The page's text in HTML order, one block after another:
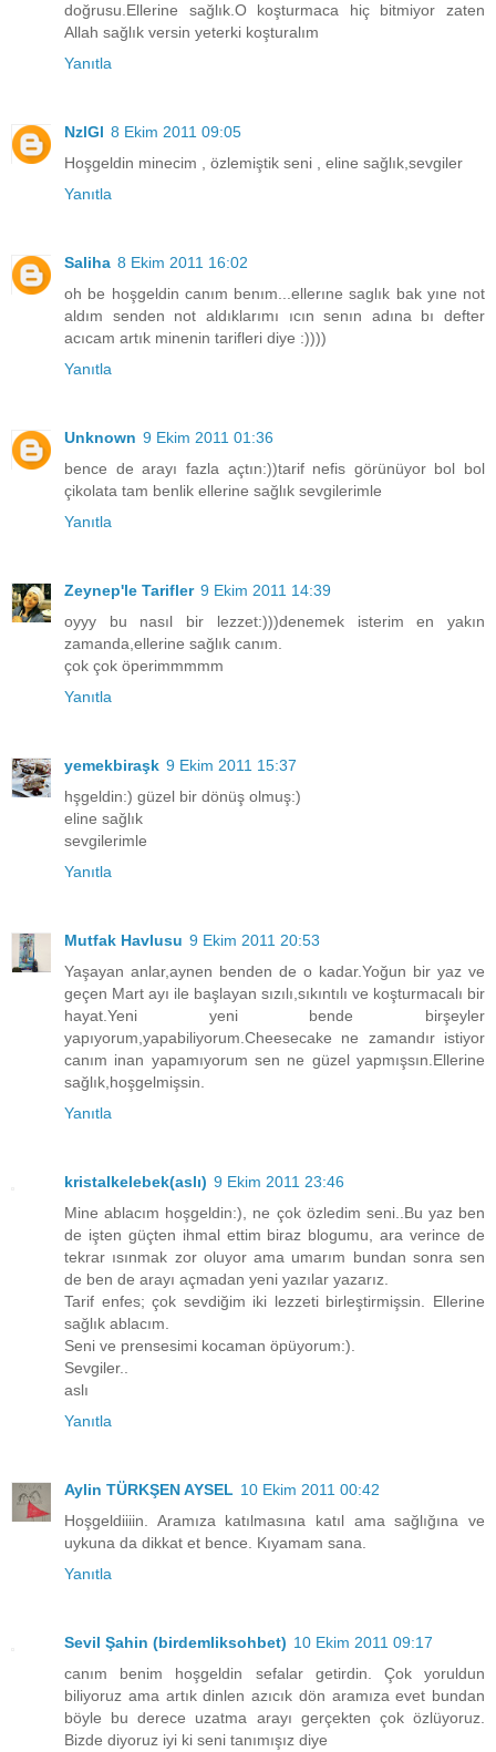
doğrusu.Ellerine sağlık.O koşturmaca hiç bitmiyor zaten
Allah sağlık versin yeterki koşturalım
Yanıtla
NzlGl 8 Ekim 2011 09:05
Hoşgeldin minecim , özlemiştik seni , eline sağlık,sevgiler
Yanıtla
Saliha 8 Ekim 2011 16:02
oh be hoşgeldin canım benım...ellerıne saglık bak yıne not
aldım senden not aldıklarımı ıcın senın adına bı defter
acıcam artık minenin tarifleri diye :))))
Yanıtla
Unknown 9 Ekim 2011 01:36
bence de arayı fazla açtın:))tarif nefis görünüyor bol bol
çikolata tam benlik ellerine sağlık sevgilerimle
Yanıtla
Zeynep'le Tarifler 9 Ekim 2011 14:39
oyyy bu nasıl bir lezzet:)))denemek isterim en yakın
zamanda,ellerine sağlık canım.
çok çok öperimmmmm
Yanıtla
yemekbiraşk 9 Ekim 2011 15:37
hşgeldin:) güzel bir dönüş olmuş:)
eline sağlık
sevgilerimle
Yanıtla
Mutfak Havlusu 9 Ekim 2011 20:53
Yaşayan anlar,aynen benden de o kadar.Yoğun bir yaz ve
geçen Mart ayı ile başlayan sızılı,sıkıntılı ve koşturmacalı bir
hayat.Yeni yeni bende birşeyler
yapıyorum,yapabiliyorum.Cheesecake ne zamandır istiyor
canım inan yapamıyorum sen ne güzel yapmışsın.Ellerine
sağlık,hoşgelmişsin.
Yanıtla
kristalkelebek(aslı) 9 Ekim 2011 23:46
Mine ablacım hoşgeldin:), ne çok özledim seni..Bu yaz ben
de işten güçten ihmal ettim biraz blogumu, ara verince de
tekrar ısınmak zor oluyor ama umarım bundan sonra sen
de ben de arayı açmadan yeni yazılar yazarız.
Tarif enfes; çok sevdiğim iki lezzeti birleştirmişsin. Ellerine
sağlık ablacım.
Seni ve prensesimi kocaman öpüyorum:).
Sevgiler..
aslı
Yanıtla
Aylin TÜRKŞEN AYSEL 10 Ekim 2011 00:42
Hoşgeldiiiin. Aramıza katılmasına katıl ama sağlığına ve
uykuna da dikkat et bence. Kıyamam sana.
Yanıtla
Sevil Şahin (birdemliksohbet) 10 Ekim 2011 09:17
canım benim hoşgeldin sefalar getirdin. Çok yoruldun
biliyoruz ama artık dinlen azıcık dön aramıza evet bundan
böyle bu derece uzatma arayı gerçekten çok özlüyoruz.
Bizde diyoruz iyi ki seni tanımışız diye